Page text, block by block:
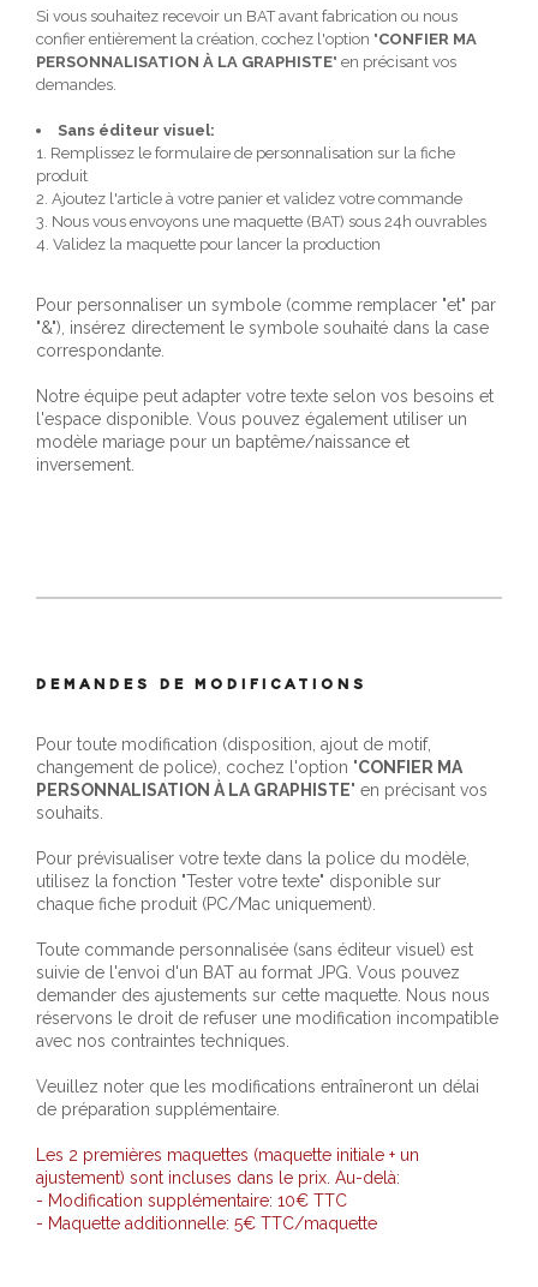
Si vous souhaitez recevoir un BAT avant fabrication ou nous
confier entièrement la création, cochez l'option "CONFIER MA
PERSONNALISATION À LA GRAPHISTE" en précisant vos
demandes.
Sans éditeur visuel:
1. Remplissez le formulaire de personnalisation sur la fiche
produit
2. Ajoutez l'article à votre panier et validez votre commande
3. Nous vous envoyons une maquette (BAT) sous 24h ouvrables
4. Validez la maquette pour lancer la production
Pour personnaliser un symbole (comme remplacer "et" par
"&"), insérez directement le symbole souhaité dans la case
correspondante.
Notre équipe peut adapter votre texte selon vos besoins et
l'espace disponible. Vous pouvez également utiliser un
modèle mariage pour un baptême/naissance et
inversement.
DEMANDES DE MODIFICATIONS
Pour toute modification (disposition, ajout de motif,
changement de police), cochez l'option "CONFIER MA
PERSONNALISATION À LA GRAPHISTE" en précisant vos
souhaits.
Pour prévisualiser votre texte dans la police du modèle,
utilisez la fonction "Tester votre texte" disponible sur
chaque fiche produit (PC/Mac uniquement).
Toute commande personnalisée (sans éditeur visuel) est
suivie de l'envoi d'un BAT au format JPG. Vous pouvez
demander des ajustements sur cette maquette. Nous nous
réservons le droit de refuser une modification incompatible
avec nos contraintes techniques.
Veuillez noter que les modifications entraîneront un délai
de préparation supplémentaire.
Les 2 premières maquettes (maquette initiale + un
ajustement) sont incluses dans le prix. Au-delà:
- Modification supplémentaire: 10€ TTC
- Maquette additionnelle: 5€ TTC/maquette